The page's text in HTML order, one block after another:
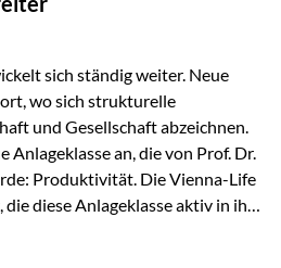
Doch…
sich ständig weiter. Neue
wo sich strukturelle
und Gesellschaft abzeichnen.
Anlageklasse an, die von Prof. Dr.
Produktivität. Die Vienna-Life
diese Anlageklasse aktiv in ihre
Produktivität setzen? Die